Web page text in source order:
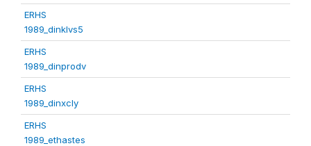
ERHS
1989_dinklvs5
ERHS
1989_dinprodv
ERHS
1989_dinxcly
ERHS
1989_ethastes